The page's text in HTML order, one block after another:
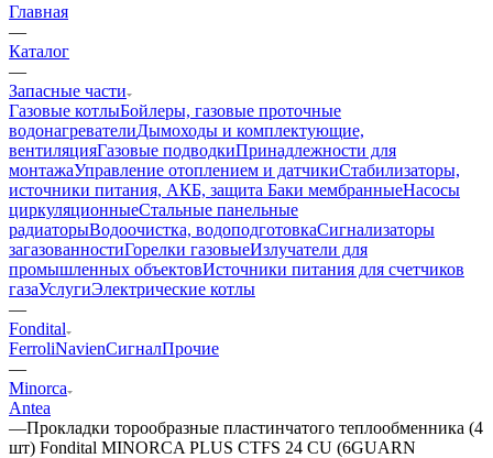
Главная
—
Каталог
—
Запасные части
Газовые котлыБойлеры, газовые проточные
водонагревателиДымоходы и комплектующие,
вентиляцияГазовые подводкиПринадлежности для
монтажаУправление отоплением и датчикиСтабилизаторы,
источники питания, АКБ, защита Баки мембранныеНасосы
циркуляционныеСтальные панельные
радиаторыВодоочистка, водоподготовкаСигнализаторы
загазованностиГорелки газовыеИзлучатели для
промышленных объектовИсточники питания для счетчиков
газаУслугиЭлектрические котлы
—
Fondital
FerroliNavienСигналПрочие
—
Minorca
Antea
—Прокладки торообразные пластинчатого теплообменника (4
шт) Fondital MINORCA PLUS CTFS 24 CU (6GUARN